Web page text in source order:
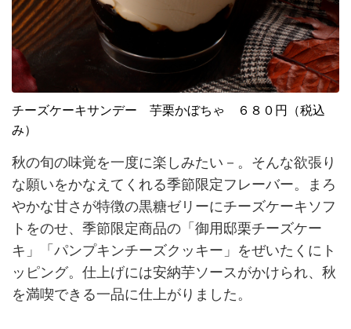
チーズケーキサンデー 芋栗かぼちゃ ６８０円（税込
み）
秋の旬の味覚を一度に楽しみたい－。そんな欲張り
な願いをかなえてくれる季節限定フレーバー。まろ
やかな甘さが特徴の黒糖ゼリーにチーズケーキソフ
トをのせ、季節限定商品の「御用邸栗チーズケー
キ」「パンプキンチーズクッキー」をぜいたくにト
ッピング。仕上げには安納芋ソースがかけられ、秋
を満喫できる一品に仕上がりました。